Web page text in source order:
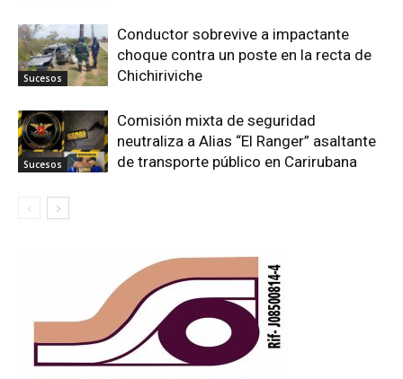
Sucesos
Conductor sobrevive a impactante
choque contra un poste en la recta de
Chichiriviche
Sucesos
Comisión mixta de seguridad
neutraliza a Alias “El Ranger” asaltante
de transporte público en Carirubana